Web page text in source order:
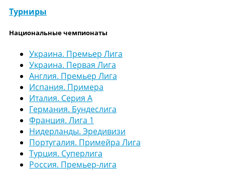
Турниры
Национальные чемпионаты
Украина. Премьер Лига
Украина. Первая Лига
Англия. Премьер Лига
Испания. Примера
Италия. Серия А
Германия. Бундеслига
Франция. Лига 1
Нидерланды. Эредивизи
Португалия. Примейра Лига
Турция. Суперлига
Россия. Премьер-лига